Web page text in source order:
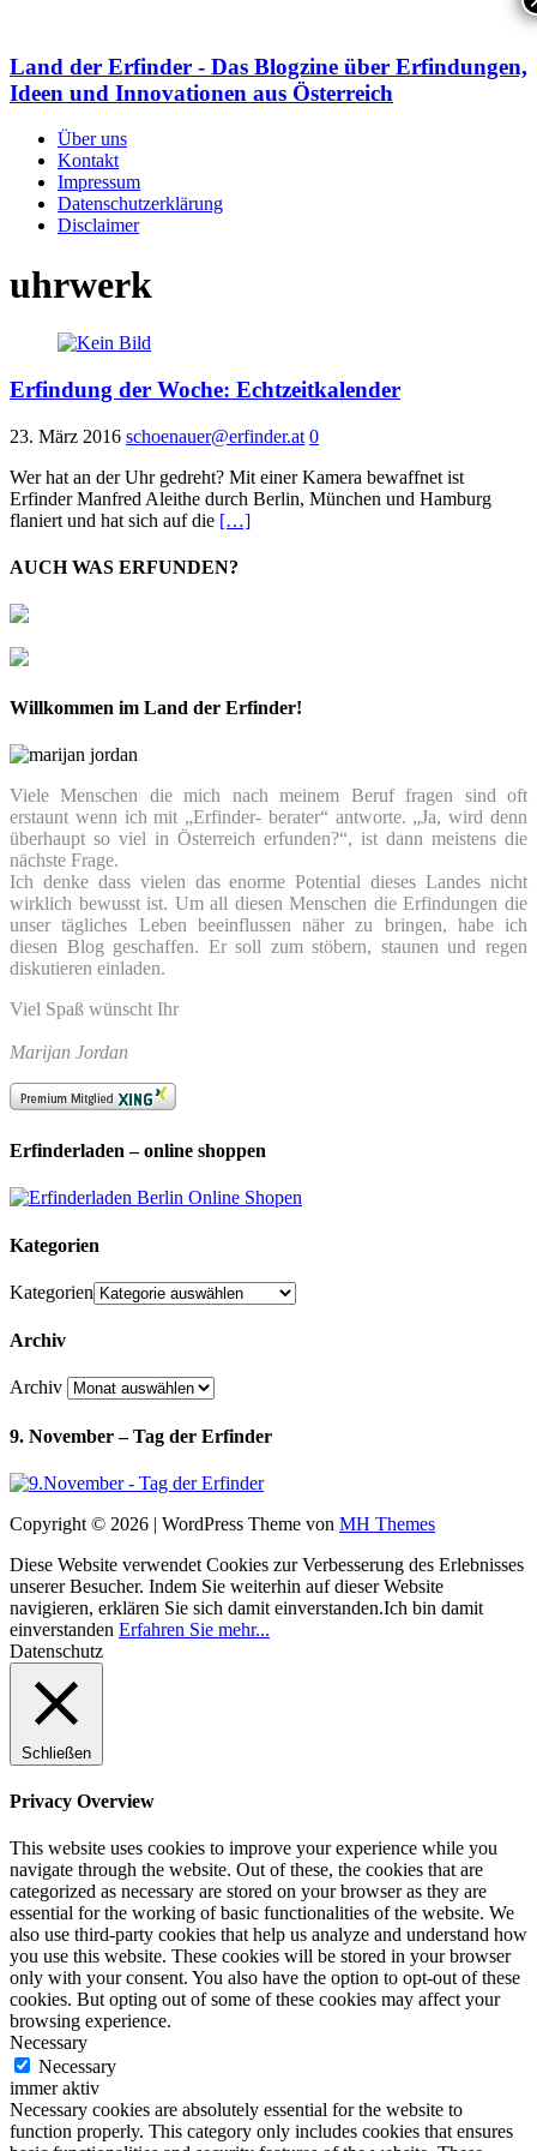
Land der Erfinder - Das Blogzine über Erfindungen,
Ideen und Innovationen aus Österreich
Über uns
Kontakt
Impressum
Datenschutzerklärung
Disclaimer
uhrwerk
Erfindung der Woche: Echtzeitkalender
23. März 2016 schoenauer@erfinder.at 0
Wer hat an der Uhr gedreht? Mit einer Kamera bewaffnet ist
Erfinder Manfred Aleithe durch Berlin, München und Hamburg
flaniert und hat sich auf die […]
AUCH WAS ERFUNDEN?
Willkommen im Land der Erfinder!
Viele Menschen die mich nach meinem Beruf fragen sind oft
erstaunt wenn ich mit „Erfinder- berater“ antworte. „Ja, wird denn
überhaupt so viel in Österreich erfunden?“, ist dann meistens die
nächste Frage.
Ich denke dass vielen das enorme Potential dieses Landes nicht
wirklich bewusst ist. Um all diesen Menschen die Erfindungen die
unser tägliches Leben beeinflussen näher zu bringen, habe ich
diesen Blog geschaffen. Er soll zum stöbern, staunen und regen
diskutieren einladen.
Viel Spaß wünscht Ihr
Marijan Jordan
Erfinderladen – online shoppen
Kategorien
Kategorien
Archiv
Archiv
9. November – Tag der Erfinder
Copyright © 2026 | WordPress Theme von MH Themes
Diese Website verwendet Cookies zur Verbesserung des Erlebnisses
unserer Besucher. Indem Sie weiterhin auf dieser Website
navigieren, erklären Sie sich damit einverstanden.Ich bin damit
einverstanden Erfahren Sie mehr...
Datenschutz
Schließen
Privacy Overview
This website uses cookies to improve your experience while you
navigate through the website. Out of these, the cookies that are
categorized as necessary are stored on your browser as they are
essential for the working of basic functionalities of the website. We
also use third-party cookies that help us analyze and understand how
you use this website. These cookies will be stored in your browser
only with your consent. You also have the option to opt-out of these
cookies. But opting out of some of these cookies may affect your
browsing experience.
Necessary
Necessary
immer aktiv
Necessary cookies are absolutely essential for the website to
function properly. This category only includes cookies that ensures